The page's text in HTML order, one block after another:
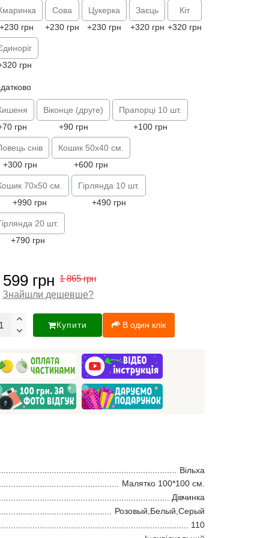
+230 грн
Сова
+230 грн
Цукерка
+230 грн
Заєць
+320 грн
Кіт
+320 грн
грн
грн
Віконце (друге)
+90 грн
Прапорці 10 шт.
+100 грн
снів
+300 грн
Кошик 50х40 см.
+600 грн
70х50 см.
+990 грн
Гірлянда 10 шт.
+490 грн
20 шт.
+790 грн
грн 1 865 грн
Знайшли дешевше?
Купити В один клік
Вільха
Малятко 100*100 см.
Дівчинка
Розовый,Белый,Серый
110